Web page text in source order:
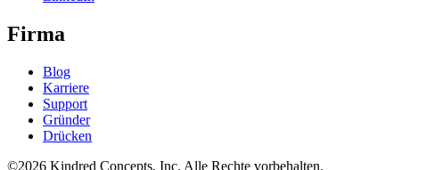
Firma
Blog
Karriere
Support
Gründer
Drücken
©2026 Kindred Concepts, Inc. Alle Rechte vorbehalten.